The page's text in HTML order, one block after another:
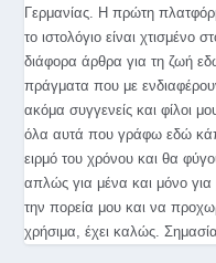
Γερμανίας. Η πρώτη
το ιστολόγιο είναι
διάφορα άρθρα για τη ζωή
πράγματα που με
ακόμα συγγενείς και φίλοι
όλα αυτά που γράφω εδώ
ειρμό του χρόνου και θα
απλώς για μένα και μόνο
την πορεία μου και να
χρήσιμα, έχει καλώς.